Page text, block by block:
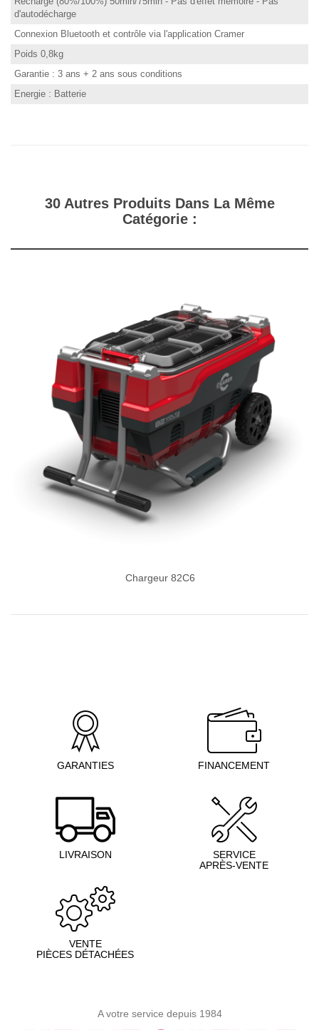
d'autodécharge
Connexion Bluetooth et contrôle via l'application Cramer
Poids 0,8kg
Garantie : 3 ans + 2 ans sous conditions
Energie : Batterie
30 Autres Produits Dans La Même
Catégorie :
Chargeur 82C6
GARANTIES FINANCEMENT
LIVRAISON
SERVICE
APRÈS-VENTE
VENTE
PIÈCES DÉTACHÉES
A votre service depuis 1984